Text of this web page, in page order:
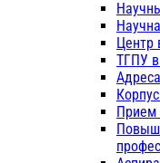
Центр
ТГПУ в
Прием